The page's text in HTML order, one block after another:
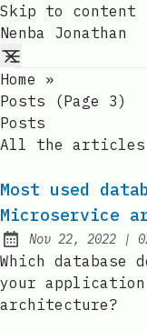
Skip to content
Nenba Jonathan
Home
»
Posts (page 3)
Posts
All the articles
Most used
Microservice
Published:
Nov 22, 2022 |
Which database
your
architecture?